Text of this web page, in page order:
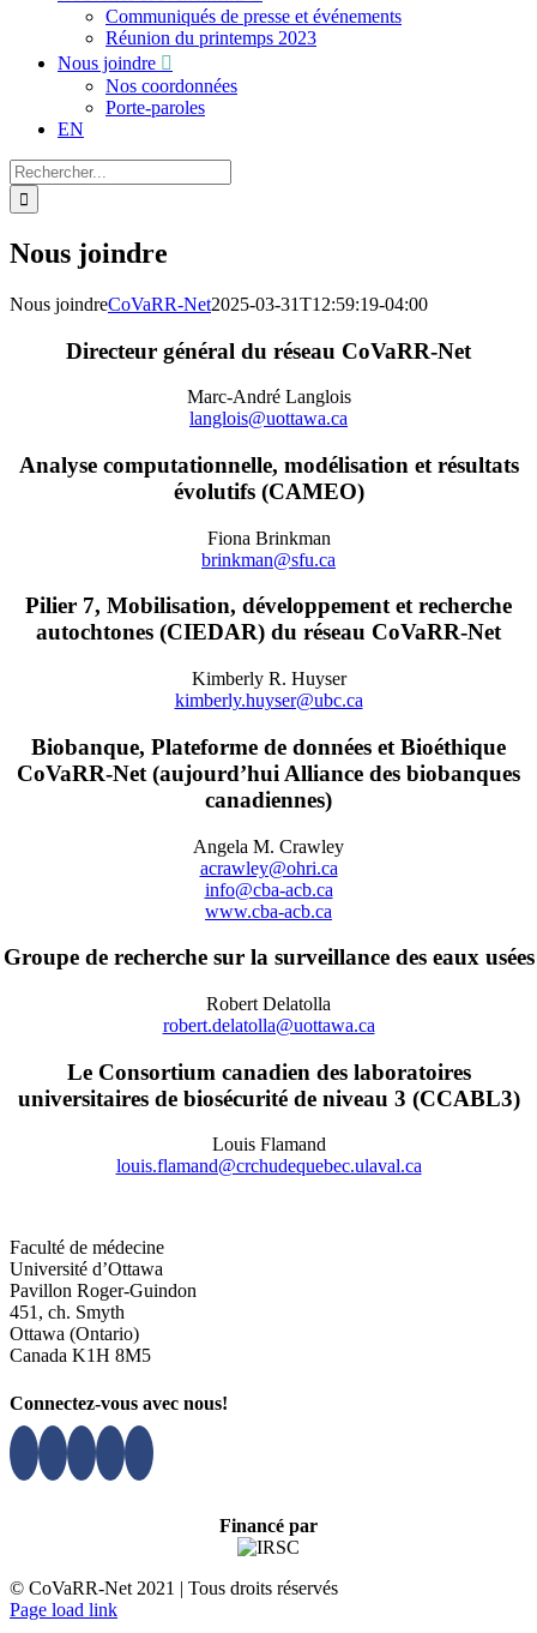
Communiqués de presse et événements
Réunion du printemps 2023
Nous joindre
Nos coordonnées
Porte-paroles
EN
Recherche
sur
le
Nous joindre
Nous joindreCoVaRR-Net2025-03-31T12:59:19-04:00
Directeur général du réseau CoVaRR-Net
Marc-André Langlois
langlois@uottawa.ca
Analyse computationnelle, modélisation et résultats
évolutifs (CAMEO)
Fiona Brinkman
brinkman@sfu.ca
Pilier 7, Mobilisation, développement et recherche
autochtones (CIEDAR) du réseau CoVaRR-Net
Kimberly R. Huyser
kimberly.huyser@ubc.ca
Biobanque, Plateforme de données et Bioéthique
CoVaRR-Net (aujourd’hui Alliance des biobanques
canadiennes)
Angela M. Crawley
acrawley@ohri.ca
info@cba-acb.ca
www.cba-acb.ca
Groupe de recherche sur la surveillance des eaux usées
Robert Delatolla
robert.delatolla@uottawa.ca
Le Consortium canadien des laboratoires
universitaires de biosécurité de niveau 3 (CCABL3)
Louis Flamand
louis.flamand@crchudequebec.ulaval.ca
Faculté de médecine
Université d’Ottawa
Pavillon Roger-Guindon
451, ch. Smyth
Ottawa (Ontario)
Canada K1H 8M5
Connectez-vous avec nous!
Financé par
© CoVaRR-Net 2021 | Tous droits réservés
Page load link